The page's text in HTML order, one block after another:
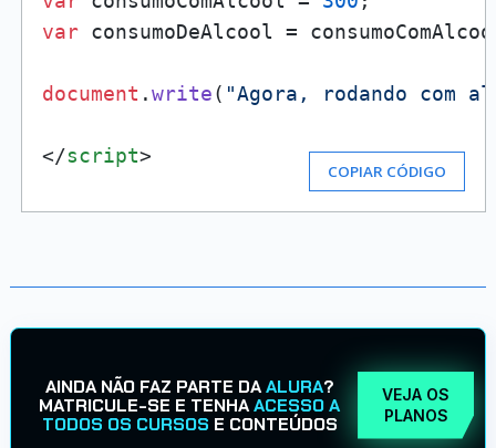
var consumoDeAlcool =
document .write( "Agora, rodando com
</script>
COPIAR CÓDIGO
AINDA NÃO FAZ PARTE DAALURA?
MATRICULE-SE E TENHAACESSO A
TODOS OS CURSOS E CONTEÚDOS
VEJA OS
PLANOS